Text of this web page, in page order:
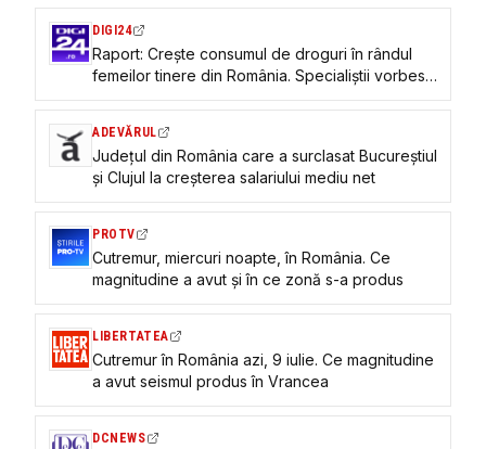
DIGI24
Raport: Crește consumul de droguri în rândul
femeilor tinere din România. Specialiștii vorbesc
despre o inversare a tendințelor
ADEVĂRUL
Județul din România care a surclasat Bucureștiul
și Clujul la creșterea salariului mediu net
PROTV
Cutremur, miercuri noapte, în România. Ce
magnitudine a avut și în ce zonă s-a produs
LIBERTATEA
Cutremur în România azi, 9 iulie. Ce magnitudine
a avut seismul produs în Vrancea
DCNEWS